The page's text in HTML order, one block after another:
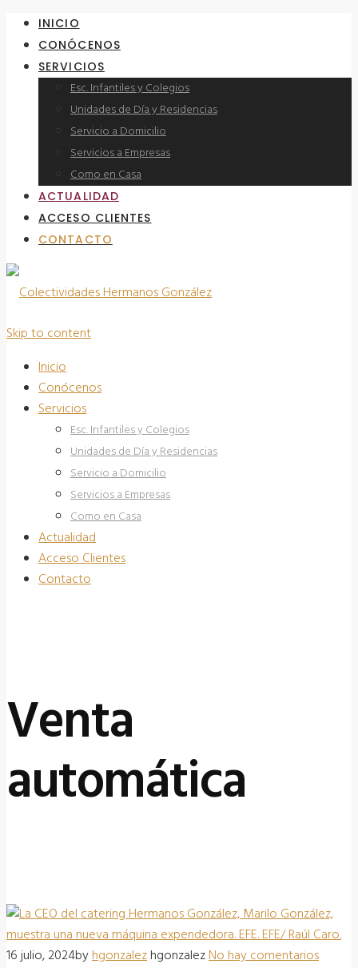
INICIO
CONÓCENOS
SERVICIOS
Esc. Infantiles y Colegios
Unidades de Día y Residencias
Servicio a Domicilio
Servicios a Empresas
Como en Casa
ACTUALIDAD
ACCESO CLIENTES
CONTACTO
Skip to content
Inicio
Conócenos
Servicios
Esc. Infantiles y Colegios
Unidades de Día y Residencias
Servicio a Domicilio
Servicios a Empresas
Como en Casa
Actualidad
Acceso Clientes
Contacto
Venta
automática
16 julio, 2024byhgonzalezhgonzalezNo hay comentarios